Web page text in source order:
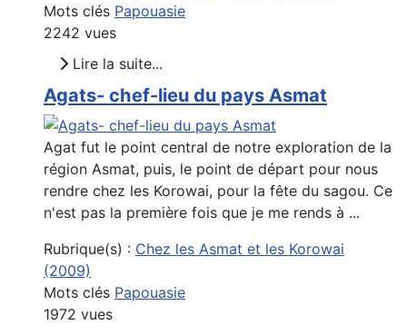
Mots clés Papouasie
2242 vues
Lire la suite...
Agats- chef-lieu du pays Asmat
Agat fut le point central de notre exploration de la
région Asmat, puis, le point de départ pour nous
rendre chez les Korowai, pour la fête du sagou. Ce
n'est pas la première fois que je me rends à ...
Rubrique(s) : Chez les Asmat et les Korowai
(2009)
Mots clés Papouasie
1972 vues